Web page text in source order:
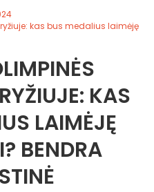
kas bus medalius laimėję
KAS
LAIMĖJĘ
BENDRA